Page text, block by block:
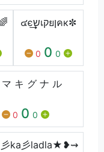
๔є͢͢͢שเקยןคк✼
0 0 0
キ グ ナ ル
0 0 0
ka彡ladla★❥⇝